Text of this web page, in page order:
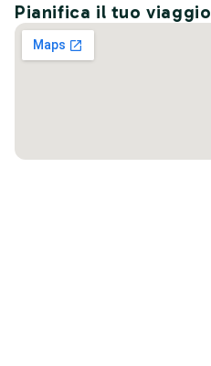
Pianifica il tuo viaggio